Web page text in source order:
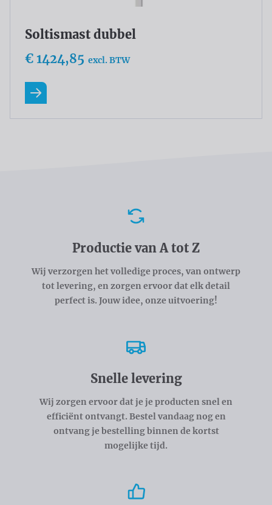
Soltismast dubbel
€ 1424,85 excl. BTW
Lees meer
Productie van A tot Z
Wij verzorgen het volledige proces, van ontwerp
tot levering, en zorgen ervoor dat elk detail
perfect is. Jouw idee, onze uitvoering!
Snelle levering
Wij zorgen ervoor dat je je producten snel en
efficiënt ontvangt. Bestel vandaag nog en
ontvang je bestelling binnen de kortst
mogelijke tijd.